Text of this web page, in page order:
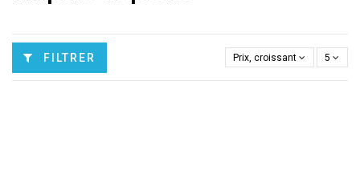
FILTRER Prix, croissant 5